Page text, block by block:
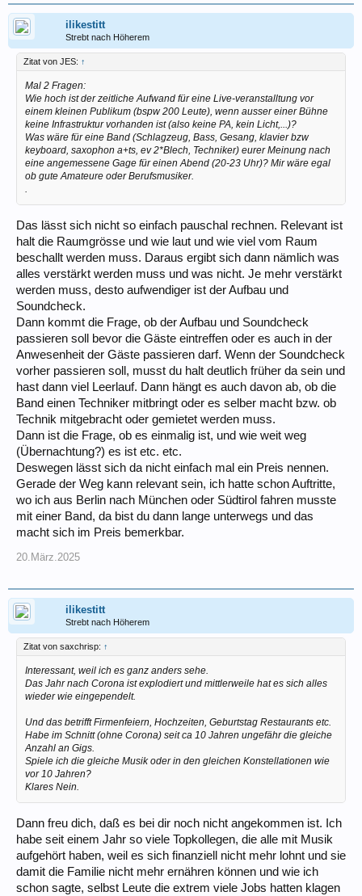
ilikestitt
Strebt nach Höherem
Zitat von JES: ↑
Mal 2 Fragen:
Wie hoch ist der zeitliche Aufwand für eine Live-veranstalltung vor
einem kleinen Publikum (bspw 200 Leute), wenn ausser einer Bühne
keine Infrastruktur vorhanden ist (also keine PA, kein Licht,...)?
Was wäre für eine Band (Schlagzeug, Bass, Gesang, klavier bzw
keyboard, saxophon a+ts, ev 2*Blech, Techniker) eurer Meinung nach
eine angemessene Gage für einen Abend (20-23 Uhr)? Mir wäre egal
ob gute Amateure oder Berufsmusiker.
.
Das lässt sich nicht so einfach pauschal rechnen. Relevant ist
halt die Raumgrösse und wie laut und wie viel vom Raum
beschallt werden muss. Daraus ergibt sich dann nämlich was
alles verstärkt werden muss und was nicht. Je mehr verstärkt
werden muss, desto aufwendiger ist der Aufbau und
Soundcheck.
Dann kommt die Frage, ob der Aufbau und Soundcheck
passieren soll bevor die Gäste eintreffen oder es auch in der
Anwesenheit der Gäste passieren darf. Wenn der Soundcheck
vorher passieren soll, musst du halt deutlich früher da sein und
hast dann viel Leerlauf. Dann hängt es auch davon ab, ob die
Band einen Techniker mitbringt oder es selber macht bzw. ob
Technik mitgebracht oder gemietet werden muss.
Dann ist die Frage, ob es einmalig ist, und wie weit weg
(Übernachtung?) es ist etc. etc.
Deswegen lässt sich da nicht einfach mal ein Preis nennen.
Gerade der Weg kann relevant sein, ich hatte schon Auftritte,
wo ich aus Berlin nach München oder Südtirol fahren musste
mit einer Band, da bist du dann lange unterwegs und das
macht sich im Preis bemerkbar.
20.März.2025
ilikestitt
Strebt nach Höherem
Zitat von saxchrisp: ↑
Interessant, weil ich es ganz anders sehe.
Das Jahr nach Corona ist explodiert und mittlerweile hat es sich alles
wieder wie eingependelt.
Und das betrifft Firmenfeiern, Hochzeiten, Geburtstag Restaurants etc.
Habe im Schnitt (ohne Corona) seit ca 10 Jahren ungefähr die gleiche
Anzahl an Gigs.
Spiele ich die gleiche Musik oder in den gleichen Konstellationen wie
vor 10 Jahren?
Klares Nein.
Dann freu dich, daß es bei dir noch nicht angekommen ist. Ich
habe seit einem Jahr so viele Topkollegen, die alle mit Musik
aufgehört haben, weil es sich finanziell nicht mehr lohnt und sie
damit die Familie nicht mehr ernähren können und wie ich
schon sagte, selbst Leute die extrem viele Jobs hatten klagen